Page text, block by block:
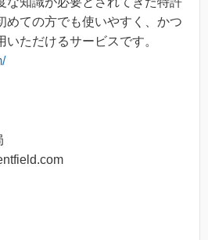
めての方でも使いやすく、かつ
いただけるサービスです。